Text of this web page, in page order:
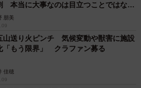
本当に大事なのは目立つことではな
朋美
山送り火ピンチ 気候変動や獣害に施設
「もう限界」 クラファン募る
佳穂